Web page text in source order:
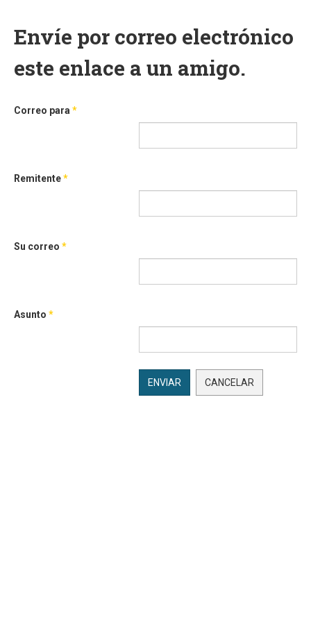
Envíe por correo electrónico
este enlace a un amigo.
Correo para *
Remitente*
Su correo *
Asunto *
ENVIAR CANCELAR